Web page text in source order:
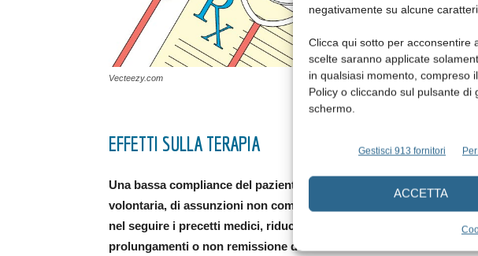
negativamente su alcune
Clicca qui sotto per acconsentire
scelte saranno applicate
in qualsiasi momento, compreso
Policy o cliccando sul pulsante
schermo.
Gestisci 913 fornitori
ACCETTA
Vecteezy.com
EFFETTI SULLA TERAPIA
Una bassa compliance del paziente alla cura, che si verifica
volontaria, di assunzioni non complete o non puntuali di un
nel seguire i precetti medici, riduce l’efficacia della terapia e
prolungamenti o non remissione della malattia.